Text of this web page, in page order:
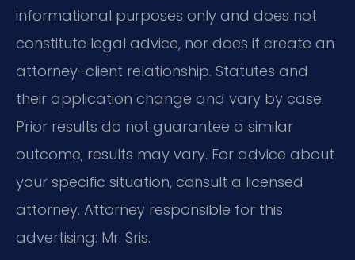
informational purposes only and does not
constitute legal advice, nor does it create an
attorney-client relationship. Statutes and
their application change and vary by case.
Prior results do not guarantee a similar
outcome; results may vary. For advice about
your specific situation, consult a licensed
attorney. Attorney responsible for this
advertising: Mr. Sris.